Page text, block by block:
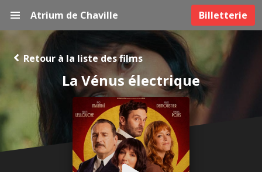
Atrium de Chaville Billetterie
Retour à la liste des films
La Vénus électrique